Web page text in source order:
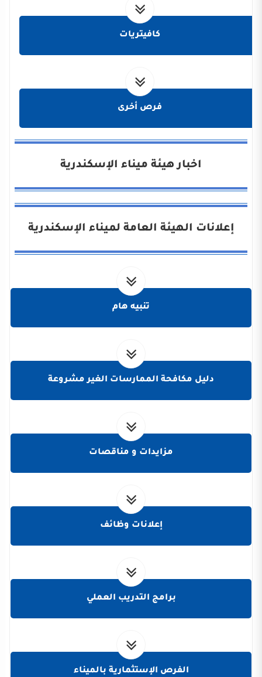
كافيتريات
فرص أخرى
اخبار هيئة ميناء الإسكندرية
إعلانات الهيئة العامة لميناء الإسكندرية
تنبيه هام
دليل مكافحة الممارسات الغير مشروعة
مزايدات و مناقصات
إعلانات وظائف
برامج التدريب العملي
الفرص الإستثمارية بالميناء